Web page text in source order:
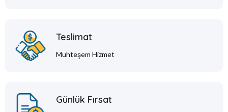
Teslimat
Muhteşem Hizmet
Günlük Fırsat